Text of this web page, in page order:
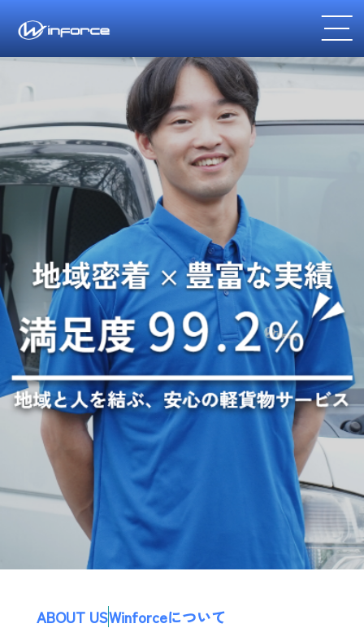
ABOUT USWinforceについて